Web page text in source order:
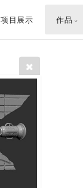
项目展示 作品